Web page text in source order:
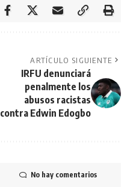
ARTÍCULO SIGUIENTE
IRFU denunciará
penalmente los
abusos racistas
contra Edwin Edogbo
No hay comentarios